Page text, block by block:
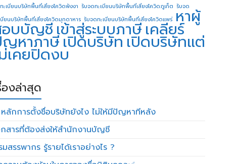
ะเบียนบริษัทพื้นที่เสี่ยงโควิดพังงา รับจดทะเบียนบริษัทพื้นที่เสี่ยงโควิดภูเก็ต รับจด
บียนบริษัทพื้นที่เสี่ยงโควิดมุกดาหาร รับจดทะเบียนบริษัทพื้นที่เสี่ยงโควิดแพร่ หาผู้
บบัญชี เข้าสู่ระบบภาษี เคลียร์
หาภาษีเปิดบริษัทเปิดบริษัทแต่
เคยปิดงบ
องล่าสุด
ลักการตั้งชื่อบริษัทยังไง ไม่ให้มีปัญหาทีหลัง
กสารที่ต้องส่งให้สำนักงานบัญชี
มสรรพากร รู้รายได้เราอย่างไร ?